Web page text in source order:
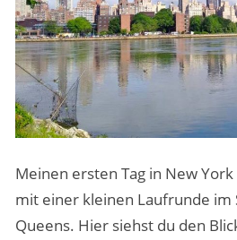
Meinen ersten Tag in New
mit einer kleinen Laufrunde im
Queens. Hier siehst du den